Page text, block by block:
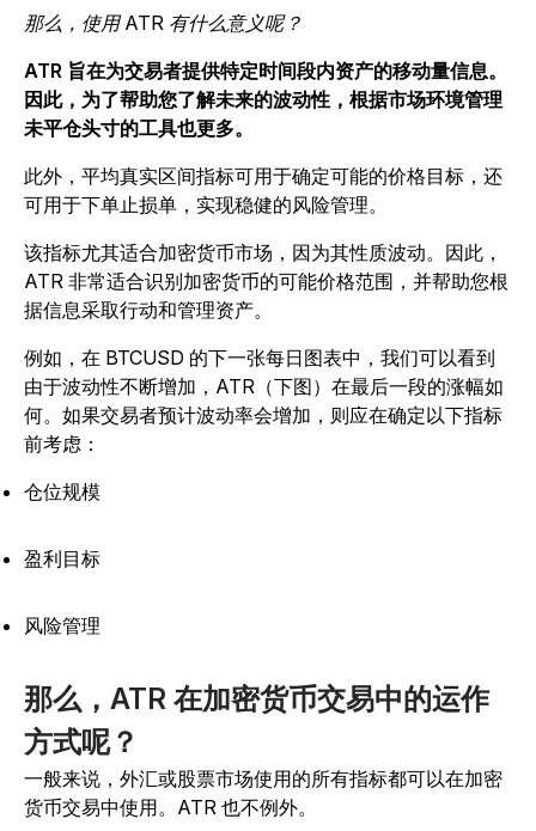
那么，使用 ATR 有什么意义呢？
ATR 旨在为交易者提供特定时间段内资产的移动量信息。
因此，为了帮助您了解未来的波动性，根据市场环境管理
未平仓头寸的工具也更多。
此外，平均真实区间指标可用于确定可能的价格目标，还
可用于下单止损单，实现稳健的风险管理。
该指标尤其适合加密货币市场，因为其性质波动。因此，
ATR 非常适合识别加密货币的可能价格范围，并帮助您根
据信息采取行动和管理资产。
例如，在 BTCUSD 的下一张每日图表中，我们可以看到
由于波动性不断增加，ATR（下图）在最后一段的涨幅如
何。如果交易者预计波动率会增加，则应在确定以下指标
前考虑：
仓位规模
盈利目标
风险管理
那么，ATR 在加密货币交易中的运作
方式呢？
一般来说，外汇或股票市场使用的所有指标都可以在加密
货币交易中使用。ATR 也不例外。